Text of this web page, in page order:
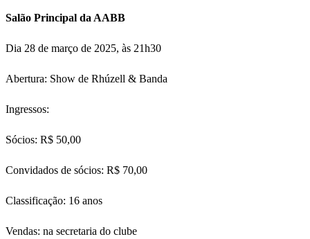
Salão Principal da AABB
Dia 28 de março de 2025, às 21h30
Abertura: Show de Rhúzell & Banda
Ingressos:
Sócios: R$ 50,00
Convidados de sócios: R$ 70,00
Classificação: 16 anos
Vendas: na secretaria do clube